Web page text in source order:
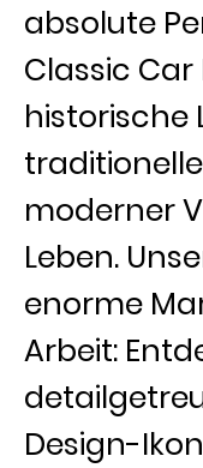
absolute
Classic
historische
moderner
Leben.
enorme
Arbeit:
Design-